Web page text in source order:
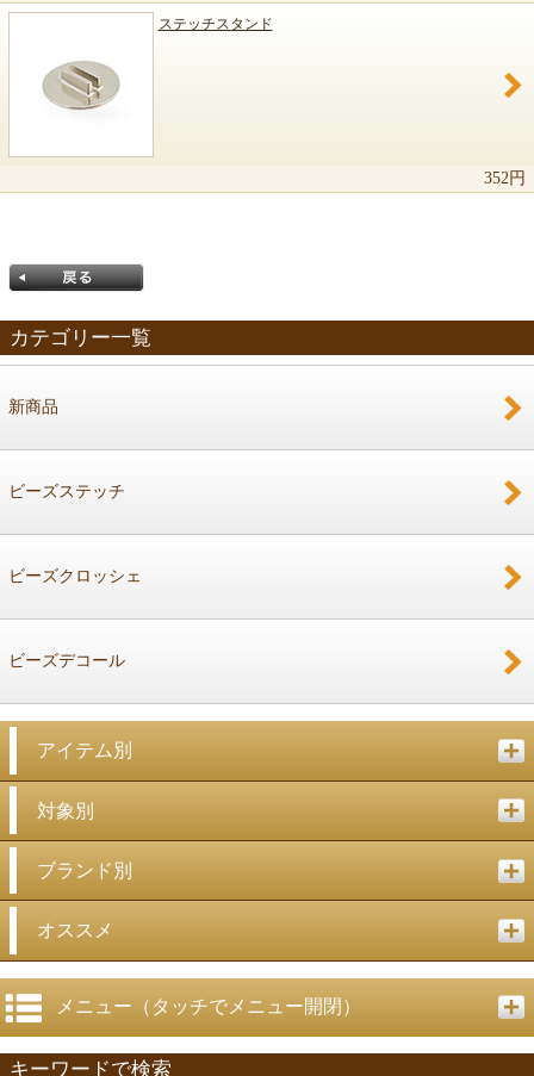
ステッチスタンド
352円
カテゴリー一覧
新商品
ビーズステッチ
ビーズクロッシェ
ビーズデコール
アイテム別
対象別
ブランド別
オススメ
メニュー（タッチでメニュー開閉）
キーワードで検索